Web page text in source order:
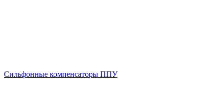
Сильфонные компенсаторы ППУ